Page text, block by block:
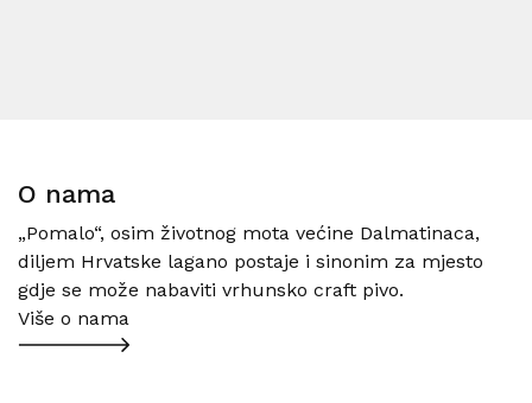
O nama
„Pomalo“, osim životnog mota većine Dalmatinaca,
diljem Hrvatske lagano postaje i sinonim za mjesto
gdje se može nabaviti vrhunsko craft pivo.
Više o nama